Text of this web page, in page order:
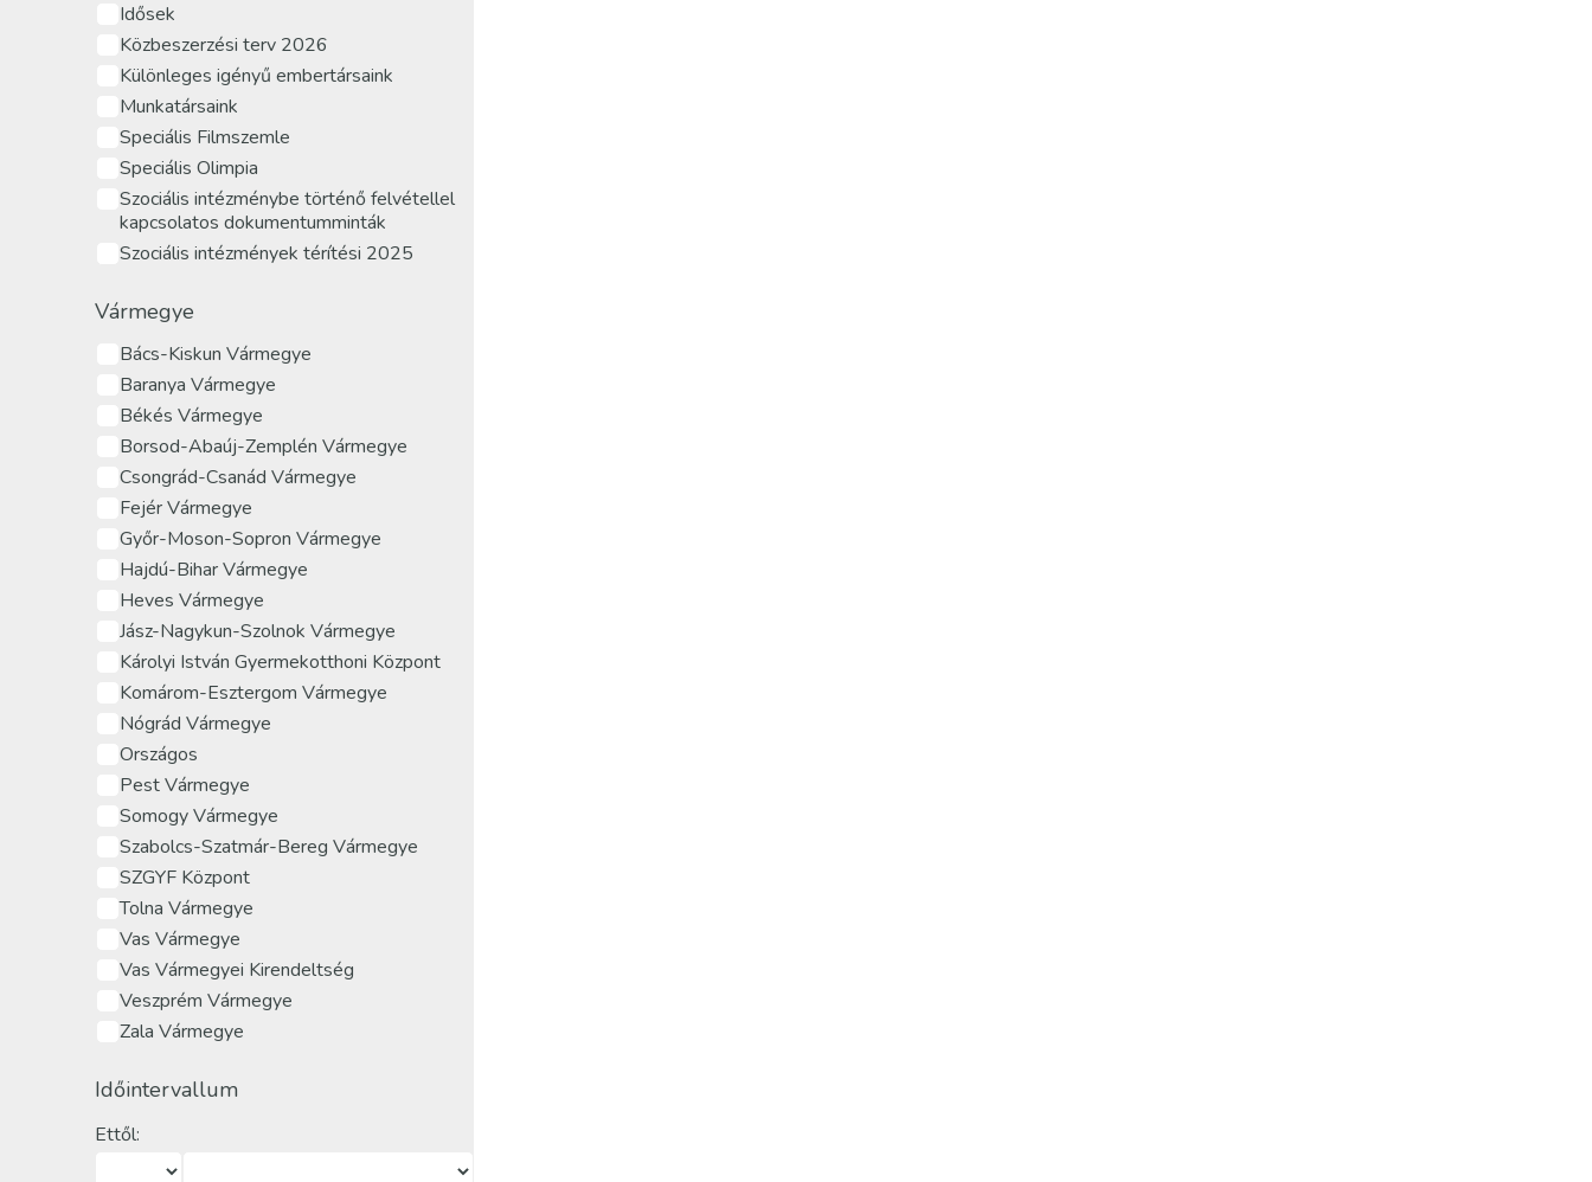
Idősek
Közbeszerzési terv 2026
Különleges igényű embertársaink
Munkatársaink
Speciális Filmszemle
Speciális Olimpia
Szociális intézménybe történő felvétellel
kapcsolatos dokumentumminták
Szociális intézmények térítési 2025
Vármegye
Bács-Kiskun Vármegye
Baranya Vármegye
Békés Vármegye
Borsod-Abaúj-Zemplén Vármegye
Csongrád-Csanád Vármegye
Fejér Vármegye
Győr-Moson-Sopron Vármegye
Hajdú-Bihar Vármegye
Heves Vármegye
Jász-Nagykun-Szolnok Vármegye
Károlyi István Gyermekotthoni Központ
Komárom-Esztergom Vármegye
Nógrád Vármegye
Országos
Pest Vármegye
Somogy Vármegye
Szabolcs-Szatmár-Bereg Vármegye
SZGYF Központ
Tolna Vármegye
Vas Vármegye
Vas Vármegyei Kirendeltség
Veszprém Vármegye
Zala Vármegye
Időintervallum
Ettől: